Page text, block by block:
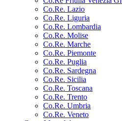
Co.Re. Lazio
Co.Re. Liguria
Co.Re. Lombardia
Co.Re. Molise
Co.Re. Marche
Co.Re. Piemonte
Co.Re. Puglia
Co.Re. Sardegna
Co.Re. Sicilia
Co.Re. Toscana
Co.Re. Trento
Co.Re. Umbria
Co.Re. Veneto